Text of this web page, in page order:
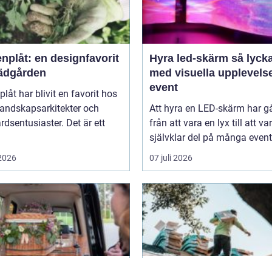
en designfavorit
har blivit en favorit hos
och
Det är ett
Hyra led-skärm så lyckas du
med visuella
event
Att hyra en LED-skärm har
från att vara en lyx till att
självklar del på många
07 juli 2026